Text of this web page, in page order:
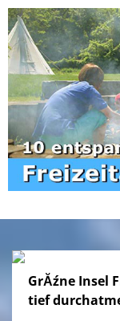
GrĂźne Insel
tief